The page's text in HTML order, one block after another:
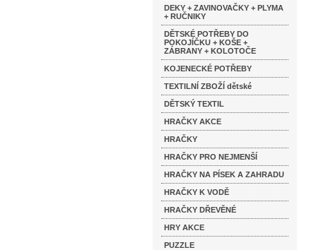
DEKY + ZAVINOVAČKY + PLYMA
+ RUČNIKY
DĚTSKÉ POTŘEBY DO
POKOJÍČKU + KOŠE +
ZÁBRANY + KOLOTOČE
KOJENECKÉ POTŘEBY
TEXTILNÍ ZBOŽÍ dětské
DĚTSKÝ TEXTIL
HRAČKY AKCE
HRAČKY
HRAČKY PRO NEJMENŠÍ
HRAČKY NA PÍSEK A ZAHRADU
HRAČKY K VODĚ
HRAČKY DŘEVĚNÉ
HRY AKCE
PUZZLE